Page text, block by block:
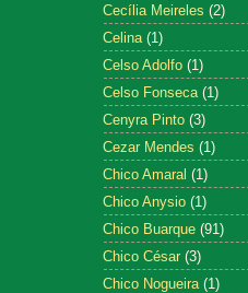
Cecília Meireles (2)
Celina (1)
Celso Adolfo (1)
Celso Fonseca (1)
Cenyra Pinto (3)
Cezar Mendes (1)
Chico Amaral (1)
Chico Anysio (1)
Chico Buarque (91)
Chico César (3)
Chico Nogueira (1)